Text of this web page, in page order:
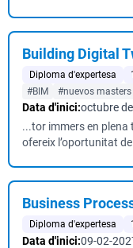
Building Digital
Diploma d'expertesa
#BIM
#nuevos
Data d'inici:octubre
...tor immers en
ofereix l’oportunitat
Business
Diploma d'expertesa
Data d'inici:09-02-